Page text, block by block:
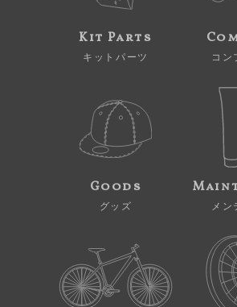
Kit Parts
キットパーツ コン
Goods
グッズ メン